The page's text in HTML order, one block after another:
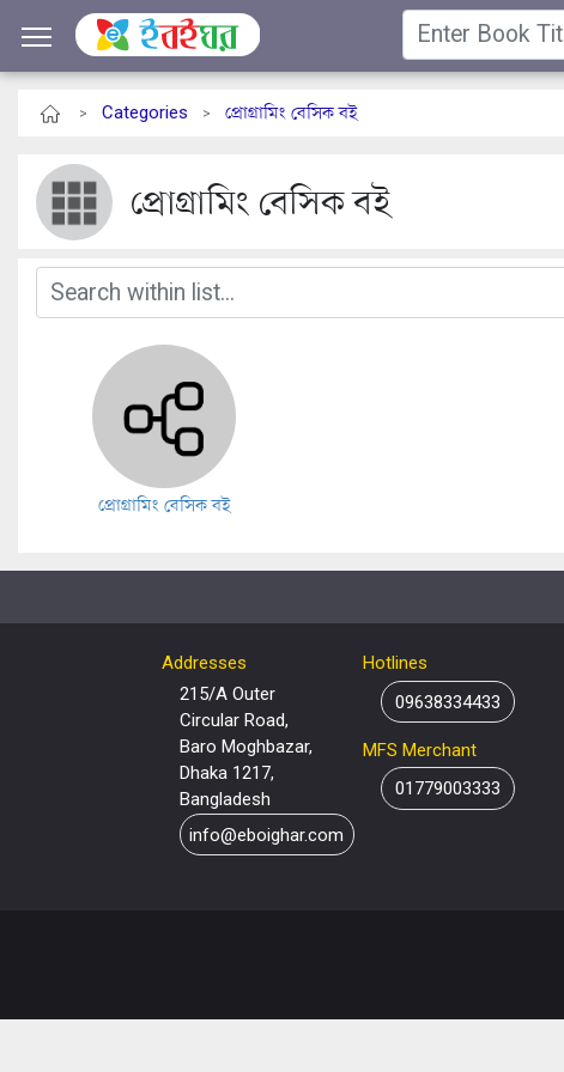
> Categories > প্রোগ্রামিং বেসিক বই
প্রোগ্রামিং বেসিক বই
প্রোগ্রামিং বেসিক বই
Addresses
215/A Outer
Circular Road,
Baro Moghbazar,
Dhaka 1217,
Bangladesh
info@eboighar.com
Hotlines
09638334433
MFS Merchant
01779003333